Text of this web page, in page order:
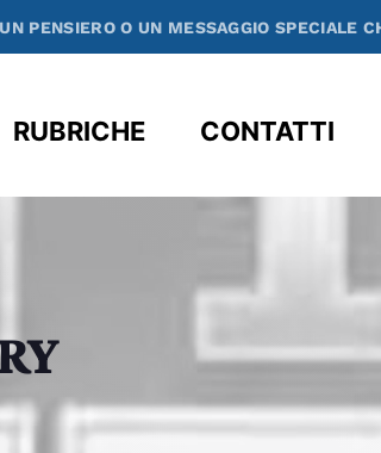
SPECIALE CHE VUOI
RUBRICHE CONTATTI